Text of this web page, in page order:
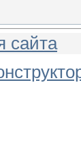
сайта